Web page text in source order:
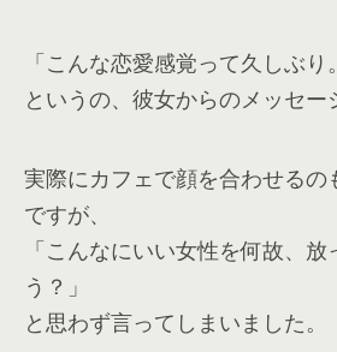
「こんな恋愛感覚って久しぶり
というの、彼女からのメッセー
実際にカフェで顔を合わせるの
ですが、
「こんなにいい女性を何故、
う？」
と思わず言ってしまいました。